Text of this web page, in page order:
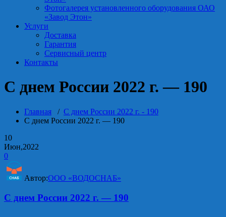
Фотогалерея установленного оборудования ОАО
«Завод Этон»
Услуги
Доставка
Гарантия
Сервисный центр
Контакты
С днем России 2022 г. — 190
Главная / С днем России 2022 г. - 190
С днем России 2022 г. — 190
10
Июн,2022
0
Автор:ООО «ВОДОСНАБ»
С днем России 2022 г. — 190